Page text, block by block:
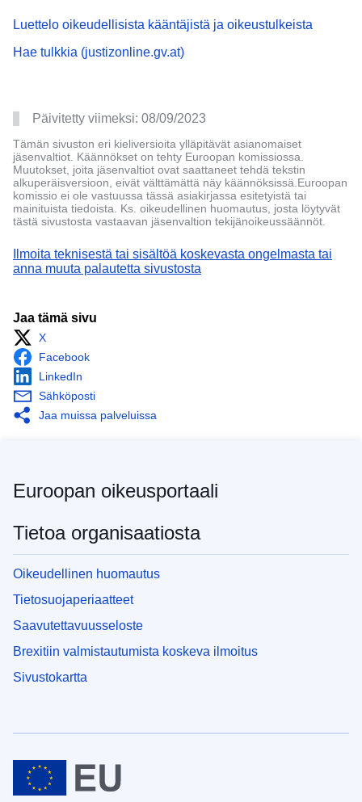
Luettelo oikeudellisista kääntäjistä ja oikeustulkeista
Hae tulkkia (justizonline.gv.at)
Päivitetty viimeksi: 08/09/2023
Tämän sivuston eri kieliversioita ylläpitävät asianomaiset
jäsenvaltiot. Käännökset on tehty Euroopan komissiossa.
Muutokset, joita jäsenvaltiot ovat saattaneet tehdä tekstin
alkuperäisversioon, eivät välttämättä näy käännöksissä.Euroopan
komissio ei ole vastuussa tässä asiakirjassa esitetyistä tai
mainituista tiedoista. Ks. oikeudellinen huomautus, josta löytyvät
tästä sivustosta vastaavan jäsenvaltion tekijänoikeussäännöt.
Ilmoita teknisestä tai sisältöä koskevasta ongelmasta tai
anna muuta palautetta sivustosta
Jaa tämä sivu
X
Facebook
LinkedIn
Sähköposti
Jaa muissa palveluissa
Euroopan oikeusportaali
Tietoa organisaatiosta
Oikeudellinen huomautus
Tietosuojaperiaatteet
Saavutettavuusseloste
Brexitiin valmistautumista koskeva ilmoitus
Sivustokartta